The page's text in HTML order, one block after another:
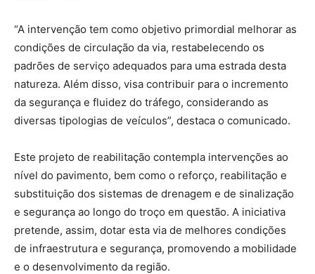
“A intervenção tem como objetivo primordial melhorar as
condições de circulação da via, restabelecendo os
padrões de serviço adequados para uma estrada desta
natureza. Além disso, visa contribuir para o incremento
da segurança e fluidez do tráfego, considerando as
diversas tipologias de veículos”, destaca o comunicado.
Este projeto de reabilitação contempla intervenções ao
nível do pavimento, bem como o reforço, reabilitação e
substituição dos sistemas de drenagem e de sinalização
e segurança ao longo do troço em questão. A iniciativa
pretende, assim, dotar esta via de melhores condições
de infraestrutura e segurança, promovendo a mobilidade
e o desenvolvimento da região.